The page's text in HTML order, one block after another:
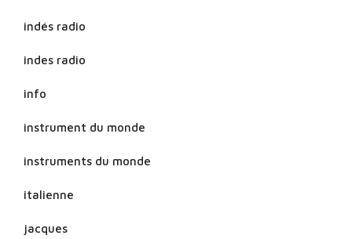
indés radio
indes radio
info
instrument du monde
instruments du monde
italienne
jacques